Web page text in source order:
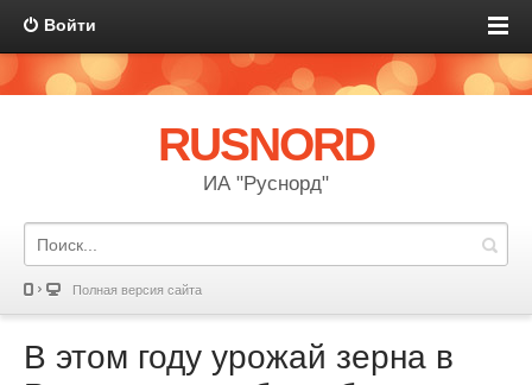
Войти
RUSNORD
ИА "Руснорд"
Полная версия сайта
В этом году урожай зерна в